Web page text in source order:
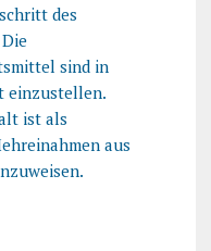
des
sind in
einzustellen.
ist als
aus